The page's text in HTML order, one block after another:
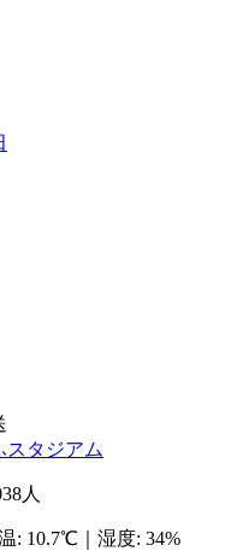
スタジアム
人
: 10.7℃ 湿度: 34%